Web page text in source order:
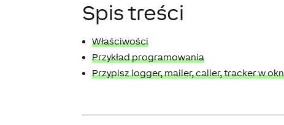
Spis treści
Właściwości
Przykład programowania
Przypisz logger, mailer, caller, tracker w